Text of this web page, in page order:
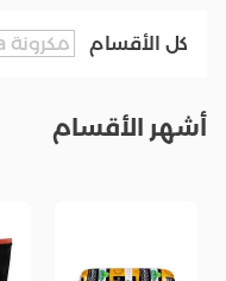
كل الأقسام
أشهر الأقسام